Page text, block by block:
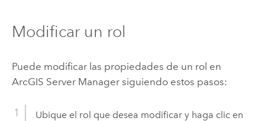
Modificar un rol
Puede modificar las propiedades de un rol en
ArcGIS ServerManager siguiendo estos pasos:
Ubique el rol que desea modificar y haga clic en